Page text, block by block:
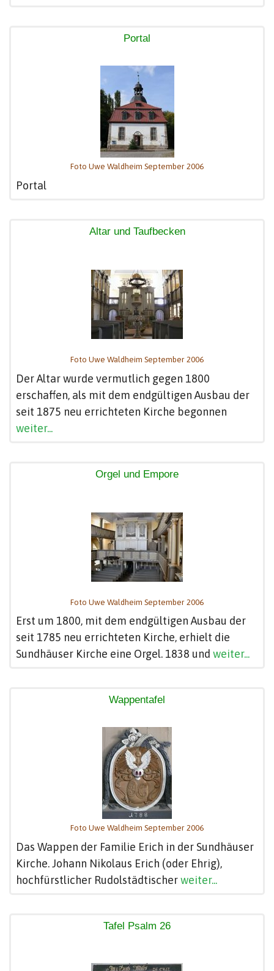
Portal
Foto Uwe Waldheim September 2006
Portal
Altar und Taufbecken
Foto Uwe Waldheim September 2006
Der Altar wurde vermutlich gegen 1800
erschaffen, als mit dem endgültigen Ausbau der
seit 1875 neu errichteten Kirche begonnen
weiter...
Orgel und Empore
Foto Uwe Waldheim September 2006
Erst um 1800, mit dem endgültigen Ausbau der
seit 1785 neu errichteten Kirche, erhielt die
Sundhäuser Kirche eine Orgel. 1838 und weiter...
Wappentafel
Foto Uwe Waldheim September 2006
Das Wappen der Familie Erich in der Sundhäuser
Kirche. Johann Nikolaus Erich (oder Ehrig),
hochfürstlicher Rudolstädtischerweiter...
Tafel Psalm 26